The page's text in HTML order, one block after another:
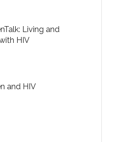
Living and
HIV
and HIV